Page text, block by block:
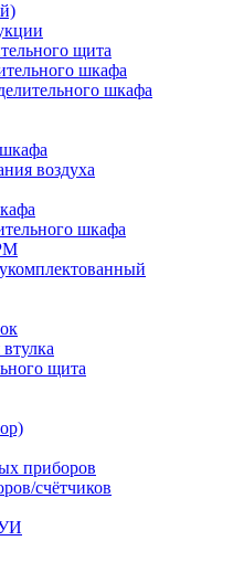
щита
шкафа
шкафа
воздуха
шкафа
щита
приборов
счётчиков